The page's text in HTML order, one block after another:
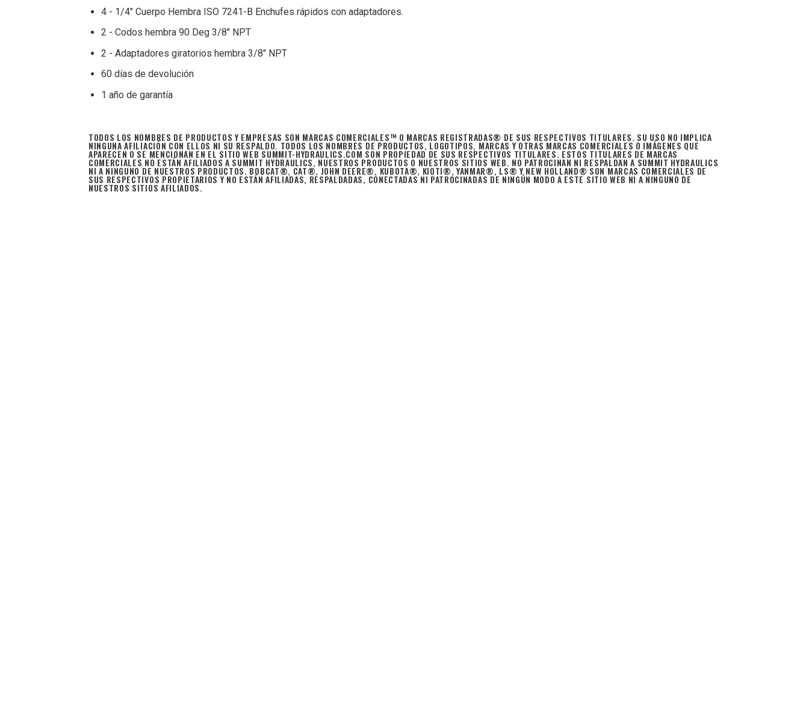
4 - 1/4″ Cuerpo Hembra ISO 7241-B Enchufes rápidos con adaptadores.
2 - Codos hembra 90 Deg 3/8″ NPT
2 - Adaptadores giratorios hembra 3/8″ NPT
60 días de devolución
1 año de garantía
TODOS LOS NOMBRES DE PRODUCTOS Y EMPRESAS SON MARCAS COMERCIALES™ O MARCAS REGISTRADAS® DE SUS RESPECTIVOS TITULARES. SU USO NO IMPLICA
NINGUNA AFILIACIÓN CON ELLOS NI SU RESPALDO. TODOS LOS NOMBRES DE PRODUCTOS, LOGOTIPOS, MARCAS Y OTRAS MARCAS COMERCIALES O IMÁGENES QUE
APARECEN O SE MENCIONAN EN EL SITIO WEB SUMMIT-HYDRAULICS.COM SON PROPIEDAD DE SUS RESPECTIVOS TITULARES. ESTOS TITULARES DE MARCAS
COMERCIALES NO ESTÁN AFILIADOS A SUMMIT HYDRAULICS, NUESTROS PRODUCTOS O NUESTROS SITIOS WEB. NO PATROCINAN NI RESPALDAN A SUMMIT HYDRAULICS
NI A NINGUNO DE NUESTROS PRODUCTOS. BOBCAT®, CAT®, JOHN DEERE®, KUBOTA®, KIOTI®, YANMAR®, LS® Y NEW HOLLAND® SON MARCAS COMERCIALES DE
SUS RESPECTIVOS PROPIETARIOS Y NO ESTÁN AFILIADAS, RESPALDADAS, CONECTADAS NI PATROCINADAS DE NINGÚN MODO A ESTE SITIO WEB NI A NINGUNO DE
NUESTROS SITIOS AFILIADOS.